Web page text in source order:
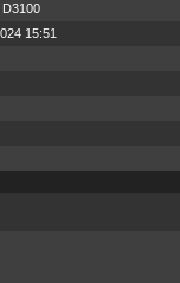
15:51